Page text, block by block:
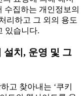
수집하는 개인정보의
리하고 그 외의 용도
있습니다.
설치, 운영 및 그
고 찾아내는 ‘쿠키